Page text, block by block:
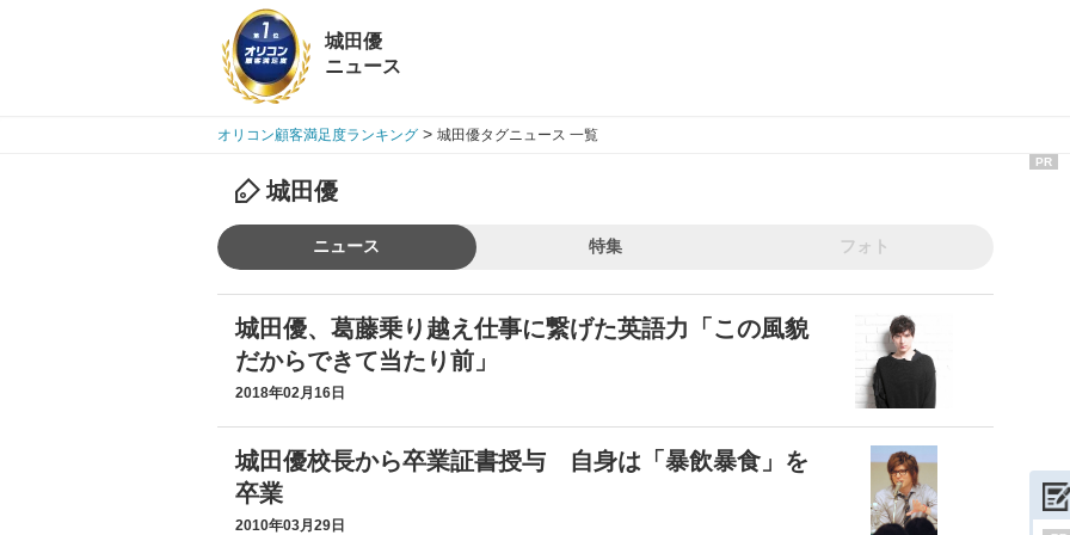
城田優
ニュース
オリコン顧客満足度ランキング > 城田優タグニュース 一覧
城田優
ニュース 特集 フォト
城田優、葛藤乗り越え仕事に繋げた英語力「この風貌
だからできて当たり前」
2018年02月16日
城田優校長から卒業証書授与 自身は「暴飲暴食」を
卒業
2010年03月29日
PR